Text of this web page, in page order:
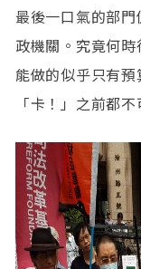
最後一口氣的部
政機關。究竟何時
能做的似乎只有
「卡！」之前都不